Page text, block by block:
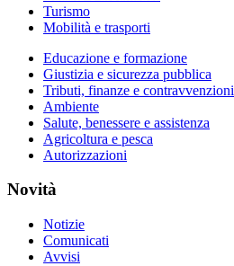
Turismo
Mobilità e trasporti
Educazione e formazione
Giustizia e sicurezza pubblica
Tributi, finanze e contravvenzioni
Ambiente
Salute, benessere e assistenza
Agricoltura e pesca
Autorizzazioni
Novità
Notizie
Comunicati
Avvisi